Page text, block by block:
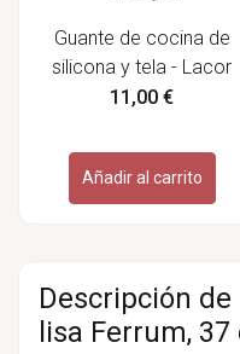
Guante de cocina de
silicona y tela - Lacor
11,00 €
Añadir al carrito
Descripción
lisa Ferrum,